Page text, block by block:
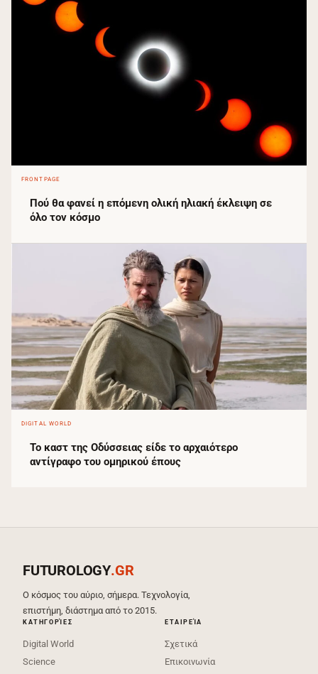
FRONTPAGE
Πού θα φανεί η επόμενη ολική ηλιακή έκλειψη σε
όλο τον κόσμο
DIGITAL WORLD
Το καστ της Οδύσσειας είδε το αρχαιότερο
αντίγραφο του ομηρικού έπους
FUTUROLOGY.GR
Ο κόσμος του αύριο, σήμερα. Τεχνολογία,
επιστήμη, διάστημα από το 2015.
ΚΑΤΗΓΟΡΊΕΣ
Digital World
Science
ΕΤΑΙΡΕΊΑ
Σχετικά
Επικοινωνία